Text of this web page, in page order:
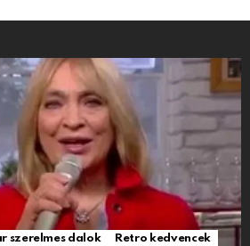
szerelmes dalok Retro kedvencek